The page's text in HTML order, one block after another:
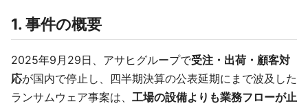
1. 事件の概要
2025年9月29日、アサヒグループで受注・出荷・顧客対
応が国内で停止し、四半期決算の公表延期にまで波及した
ランサムウェア事案は、 工場の設備よりも業務フローが止